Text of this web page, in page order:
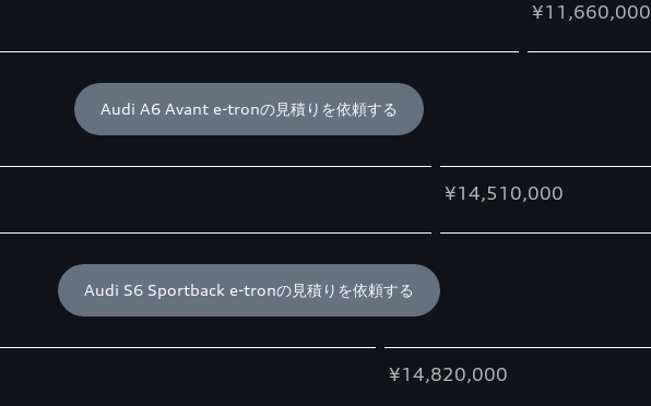
¥11,660,000
Audi A6 Avant e-tronの見積りを依頼する
¥14,510,000
Audi S6 Sportback e-tronの見積りを依頼する
¥14,820,000